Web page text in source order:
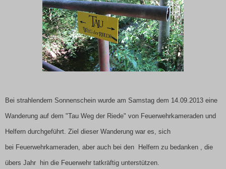
Bei strahlendem Sonnenschein wurde am Samstag dem 14.09.2013 eine
Wanderung auf dem "Tau Weg der Riede" von Feuerwehrkameraden und
Helfern durchgeführt. Ziel dieser Wanderung war es, sich
bei Feuerwehrkameraden, aber auch bei den Helfern zu bedanken , die
übers Jahr hin die Feuerwehr tatkräftig unterstützen.